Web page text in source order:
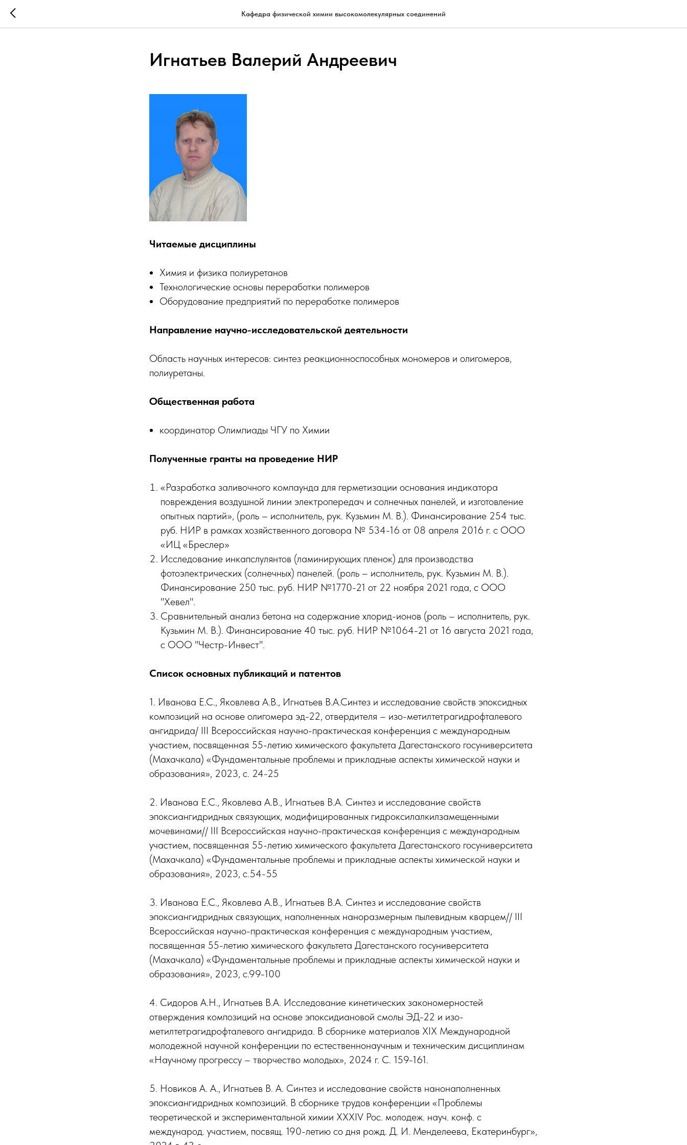
Кафедра физической химии высокомолекулярных соединений
Игнатьев Валерий Андреевич
Читаемые дисциплины
Химия и физика полиуретанов
Технологические основы переработки полимеров
Оборудование предприятий по переработке полимеров
Направление научно-исследовательской деятельности
Область научных интересов: синтез реакционноспособных мономеров и олигомеров,
полиуретаны.
Общественная работа
координатор Олимпиады ЧГУ по Химии
Полученные гранты на проведение НИР
«Разработка заливочного компаунда для герметизации основания индикатора
повреждения воздушной линии электропередач и солнечных панелей, и изготовление
опытных партий», (роль – исполнитель, рук. Кузьмин М. В.). Финансирование 254 тыс.
руб. НИР в рамках хозяйственного договора № 534-16 от 08 апреля 2016 г. с ООО
«ИЦ «Бреслер»
Исследование инкапслулянтов (ламинирующих пленок) для производства
фотоэлектрических (солнечных) панелей. (роль – исполнитель, рук. Кузьмин М. В.).
Финансирование 250 тыс. руб. НИР №1770-21 от 22 ноября 2021 года, с ООО
"Хевел".
Сравнительный анализ бетона на содержание хлорид-ионов (роль – исполнитель, рук.
Кузьмин М. В.). Финансирование 40 тыс. руб. НИР №1064-21 от 16 августа 2021 года,
с ООО "Честр-Инвест".
Список основных публикаций и патентов
1. Иванова Е.С., Яковлева А.В., Игнатьев В.А.Синтез и исследование свойств эпоксидных
композиций на основе олигомера эд-22, отвердителя – изо-метилтетрагидрофталевого
ангидрида/ III Всероссийская научно-практическая конференция с международным
участием, посвященная 55-летию химического факультета Дагестанского госуниверситета
(Махачкала) «Фундаментальные проблемы и прикладные аспекты химической науки и
образования», 2023, с. 24-25
2. Иванова Е.С., Яковлева А.В., Игнатьев В.А. Синтез и исследование свойств
эпоксиангидридных связующих, модифицированных гидроксилалкилзамещенными
мочевинами// III Всероссийская научно-практическая конференция с международным
участием, посвященная 55-летию химического факультета Дагестанского госуниверситета
(Махачкала) «Фундаментальные проблемы и прикладные аспекты химической науки и
образования», 2023, с.54-55
3. Иванова Е.С., Яковлева А.В., Игнатьев В.А. Синтез и исследование свойств
эпоксиангидридных связующих, наполненных наноразмерным пылевидным кварцем// III
Всероссийская научно-практическая конференция с международным участием,
посвященная 55-летию химического факультета Дагестанского госуниверситета
(Махачкала) «Фундаментальные проблемы и прикладные аспекты химической науки и
образования», 2023, с.99-100
4. Сидоров А.Н., Игнатьев В.А. Исследование кинетических закономерностей
отверждения композиций на основе эпоксидиановой смолы ЭД-22 и изо-
метилтетрагидрофталевого ангидрида. В сборнике материалов ХIX Международной
молодежной научной конференции по естественнонаучным и техническим дисциплинам
«Научному прогрессу – творчество молодых», 2024 г. С. 159-161.
5. Новиков А. А., Игнатьев В. А. Синтез и исследование свойств нанонаполненных
эпоксиангидридных композиций. В сборнике трудов конференции «Проблемы
теоретической и экспериментальной химии XXXIV Рос. молодеж. науч. конф. с
международ. участием, посвящ. 190-летию со дня рожд. Д. И. Менделеева, Екатеринбург»,